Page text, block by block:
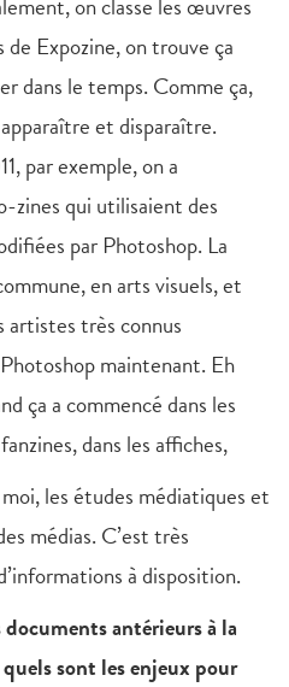
on classe les œuvres
de Expozine, on trouve ça
dans le temps. Comme ça,
et disparaître.
par exemple, on a
zines qui utilisaient des
par Photoshop. La
en arts visuels, et
artistes très connus
maintenant. Eh
ça a commencé dans les
dans les affiches,
les études médiatiques et
médias. C’est très
à disposition.
antérieurs à la
sont les enjeux pour